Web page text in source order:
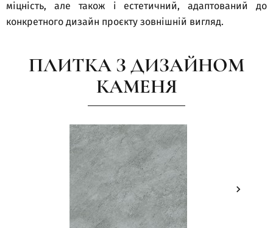
міцність, але також і естетичний, адаптований до
конкретного дизайн проєкту зовнішній вигляд.
ПЛИТКА З ДИЗАЙНОМ
КАМЕНЯ